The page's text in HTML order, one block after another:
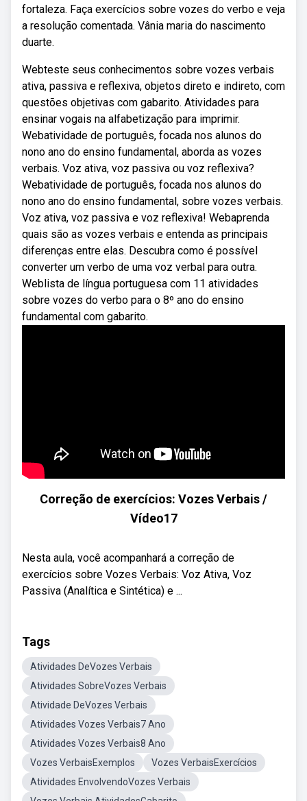
fortaleza. Faça exercícios sobre vozes do verbo e veja
a resolução comentada. Vânia maria do nascimento
duarte.
Webteste seus conhecimentos sobre vozes verbais
ativa, passiva e reflexiva, objetos direto e indireto, com
questões objetivas com gabarito. Atividades para
ensinar vogais na alfabetização para imprimir.
Webatividade de português, focada nos alunos do
nono ano do ensino fundamental, aborda as vozes
verbais. Voz ativa, voz passiva ou voz reflexiva?
Webatividade de português, focada nos alunos do
nono ano do ensino fundamental, sobre vozes verbais.
Voz ativa, voz passiva e voz reflexiva! Webaprenda
quais são as vozes verbais e entenda as principais
diferenças entre elas. Descubra como é possível
converter um verbo de uma voz verbal para outra.
Weblista de língua portuguesa com 11 atividades
sobre vozes do verbo para o 8º ano do ensino
fundamental com gabarito.
Correção de exercícios: Vozes Verbais /
Vídeo17
Nesta aula, você acompanhará a correção de
exercícios sobre Vozes Verbais: Voz Ativa, Voz
Passiva (Analítica e Sintética) e ...
Tags
Atividades DeVozes Verbais
Atividades SobreVozes Verbais
Atividade DeVozes Verbais
Atividades Vozes Verbais7 Ano
Atividades Vozes Verbais8 Ano
Vozes VerbaisExemplos
Vozes VerbaisExercícios
Atividades EnvolvendoVozes Verbais